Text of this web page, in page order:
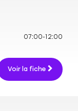
07:00-12:00
Voir la fiche